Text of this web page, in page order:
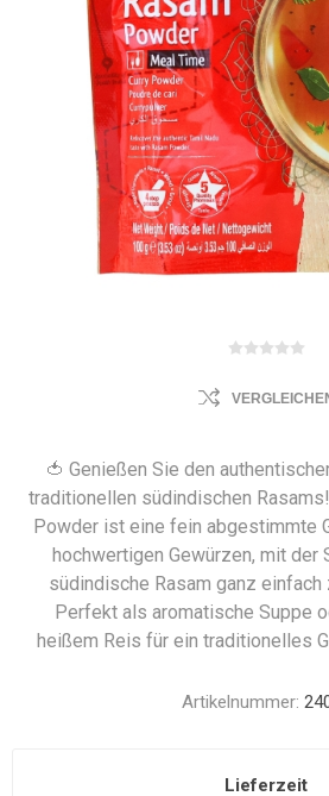
🍅 Genießen Sie den
traditionellen südindischen
Powder ist eine fein abgestimmte
hochwertigen Gewürzen, mit der
südindische Rasam ganz einfach
Perfekt als aromatische Suppe
heißem Reis für ein traditionelles
Artikelnummer:
Lieferzeit